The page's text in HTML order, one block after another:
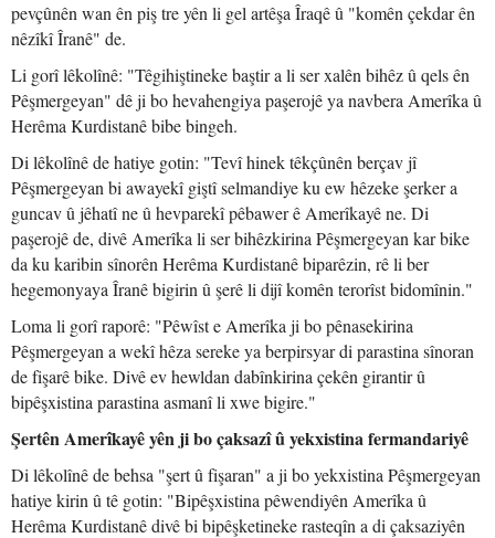
pevçûnên wan ên piş tre yên li gel artêşa Îraqê û "komên çekdar ên
nêzîkî Îranê" de.
Li gorî lêkolînê: "Têgihiştineke baştir a li ser xalên bihêz û qels ên
Pêşmergeyan" dê ji bo hevahengiya paşerojê ya navbera Amerîka û
Herêma Kurdistanê bibe bingeh.
Di lêkolînê de hatiye gotin: "Tevî hinek têkçûnên berçav jî
Pêşmergeyan bi awayekî giştî selmandiye ku ew hêzeke şerker a
guncav û jêhatî ne û hevparekî pêbawer ê Amerîkayê ne. Di
paşerojê de, divê Amerîka li ser bihêzkirina Pêşmergeyan kar bike
da ku karibin sînorên Herêma Kurdistanê biparêzin, rê li ber
hegemonyaya Îranê bigirin û şerê li dijî komên terorîst bidomînin."
Loma li gorî raporê: "Pêwîst e Amerîka ji bo pênasekirina
Pêşmergeyan a wekî hêza sereke ya berpirsyar di parastina sînoran
de fişarê bike. Divê ev hewldan dabînkirina çekên girantir û
bipêşxistina parastina asmanî li xwe bigire."
Şertên Amerîkayê yên ji bo çaksazî û yekxistina fermandariyê
Di lêkolînê de behsa "şert û fişaran" a ji bo yekxistina Pêşmergeyan
hatiye kirin û tê gotin: "Bipêşxistina pêwendiyên Amerîka û
Herêma Kurdistanê divê bi bipêşketineke rasteqîn a di çaksaziyên